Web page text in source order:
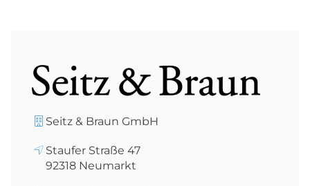
Seitz & Braun GmbH
Staufer Straße 47
92318 Neumarkt